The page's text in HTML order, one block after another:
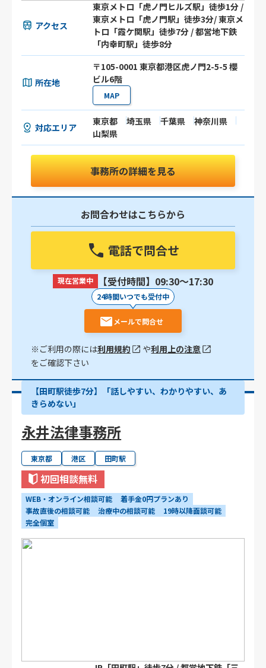
アクセス
東京メトロ「虎ノ門ヒルズ駅」徒歩1分 /
東京メトロ「虎ノ門駅」徒歩3分/ 東京メ
トロ「霞ケ関駅」徒歩7分 / 都営地下鉄
「内幸町駅」徒歩8分
所在地
〒105-0001 東京都港区虎ノ門2-5-5 櫻
ビル6階
MAP
対応エリア
東京都 埼玉県 千葉県
神奈川県
山梨県
事務所の詳細を見る
お問合わせはこちらから
電話で問合せ
現在営業中 【受付時間】09:30〜17:30
24時間いつでも受付中
メールで問合せ
※ご利用の際には利用規約 や利用上の注意
をご確認下さい
【田町駅徒歩7分】「話しやすい、わかりやすい、あ
きらめない」
永井法律事務所
東京都 港区 田町駅
初回相談無料
WEB・オンライン相談可能
着手金0円プランあり
事故直後の相談可能
治療中の相談可能
19時以降面談可能
完全個室